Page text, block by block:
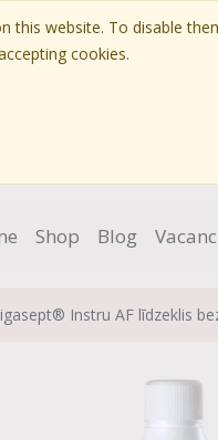
this website. To disable
cookies.
Shop Blog
Instru AF līdzeklis